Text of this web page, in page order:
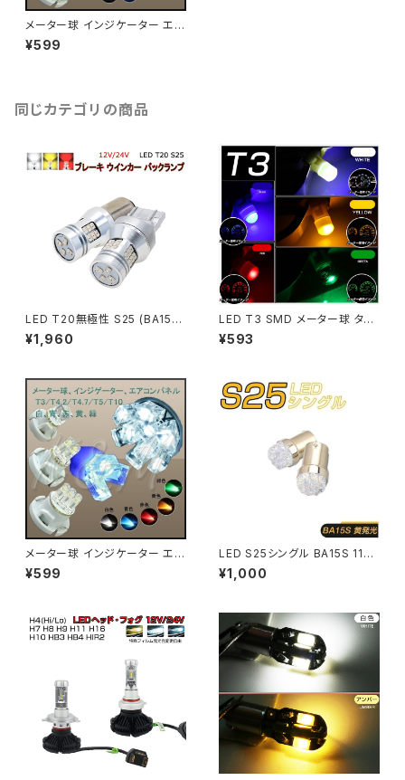
メーター球 インジケーター エア
コンパネル LED T3 イエロー 2
個セット 1ヶ月保証「T3-YELL
¥599
同じカテゴリの商品
LED T20無極性 S25 (BA15S
BAU15S BAY15D段違い) 120
0/1600lm ブレーキ ウインカー
¥1,960
LED T3 SMD メーター球 タコ
ランプ インジケーター エアコン
パネル 超拡散 全面発光 2個セ
¥593
メーター球 インジケーター エア
コンパネル LED T4.7 イエロー
2個セット 1ヶ月保証「T47-YEL
¥599
LED S25シングル BA15S 1156
9連 12V車専用 黄 2個セット 送
料無料 在庫処分2週間交換保証
¥1,000